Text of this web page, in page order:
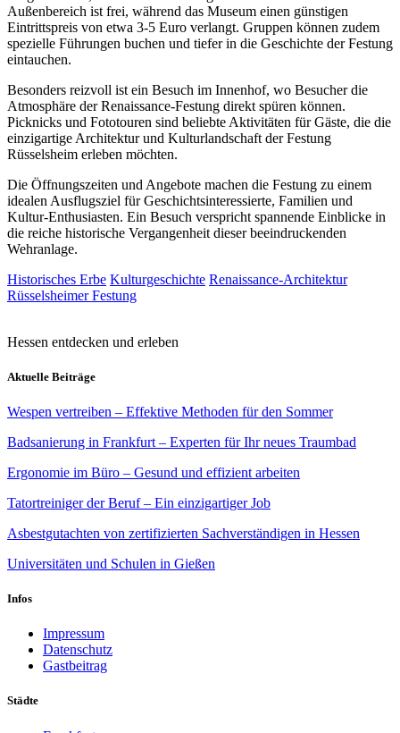
Außenbereich ist frei, während das Museum einen günstigen
Eintrittspreis von etwa 3-5 Euro verlangt. Gruppen können zudem
spezielle Führungen buchen und tiefer in die Geschichte der Festung
eintauchen.
Besonders reizvoll ist ein Besuch im Innenhof, wo Besucher die
Atmosphäre der Renaissance-Festung direkt spüren können.
Picknicks und Fototouren sind beliebte Aktivitäten für Gäste, die die
einzigartige Architektur und Kulturlandschaft der Festung
Rüsselsheim erleben möchten.
Die Öffnungszeiten und Angebote machen die Festung zu einem
idealen Ausflugsziel für Geschichtsinteressierte, Familien und
Kultur-Enthusiasten. Ein Besuch verspricht spannende Einblicke in
die reiche historische Vergangenheit dieser beeindruckenden
Wehranlage.
Historisches Erbe Kulturgeschichte Renaissance-Architektur
Rüsselsheimer Festung
Hessen entdecken und erleben
Aktuelle Beiträge
Wespen vertreiben – Effektive Methoden für den Sommer
Badsanierung in Frankfurt – Experten für Ihr neues Traumbad
Ergonomie im Büro – Gesund und effizient arbeiten
Tatortreiniger der Beruf – Ein einzigartiger Job
Asbestgutachten von zertifizierten Sachverständigen in Hessen
Universitäten und Schulen in Gießen
Infos
Impressum
Datenschutz
Gastbeitrag
Städte